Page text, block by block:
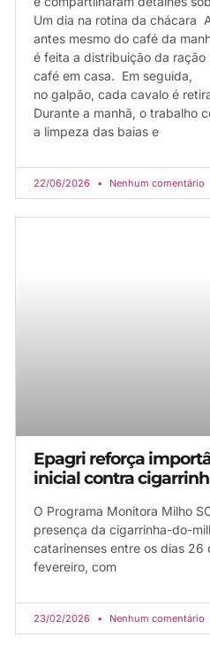
Um dia na rotina da chácara
antes mesmo do café da
é feita a distribuição da ração
café em casa. Em seguida,
no galpão, cada cavalo é
Durante a manhã, o trabalho
a limpeza das baias e
22/06/2026 Nenhum comentário
Epagri reforça
inicial contra
O Programa Monitora Milho
presença da cigarrinha-do-
catarinenses entre os dias 26
fevereiro, com
23/02/2026 Nenhum comentário